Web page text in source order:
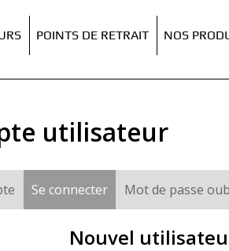
POINTS DE RETRAIT NOS
utilisateur
Se connecter (onglet actif)
Mot de passe
Nouvel